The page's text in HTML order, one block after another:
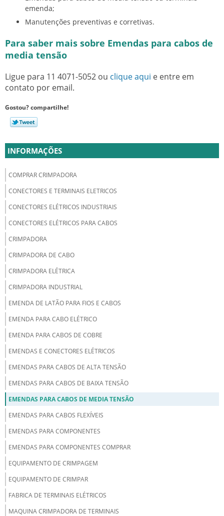
emenda;
Manutenções preventivas e corretivas.
Para saber mais sobre Emendas para cabos de
media tensão
Ligue para 11 4071-5052 ou clique aqui e entre em
contato por email.
Gostou? compartilhe!
INFORMAÇÕES
COMPRAR CRIMPADORA
CONECTORES E TERMINAIS ELETRICOS
CONECTORES ELÉTRICOS INDUSTRIAIS
CONECTORES ELÉTRICOS PARA CABOS
CRIMPADORA
CRIMPADORA DE CABO
CRIMPADORA ELÉTRICA
CRIMPADORA INDUSTRIAL
EMENDA DE LATÃO PARA FIOS E CABOS
EMENDA PARA CABO ELÉTRICO
EMENDA PARA CABOS DE COBRE
EMENDAS E CONECTORES ELÉTRICOS
EMENDAS PARA CABOS DE ALTA TENSÃO
EMENDAS PARA CABOS DE BAIXA TENSÃO
EMENDAS PARA CABOS DE MEDIA TENSÃO
EMENDAS PARA CABOS FLEXÍVEIS
EMENDAS PARA COMPONENTES
EMENDAS PARA COMPONENTES COMPRAR
EQUIPAMENTO DE CRIMPAGEM
EQUIPAMENTO DE CRIMPAR
FABRICA DE TERMINAIS ELÉTRICOS
MAQUINA CRIMPADORA DE TERMINAIS